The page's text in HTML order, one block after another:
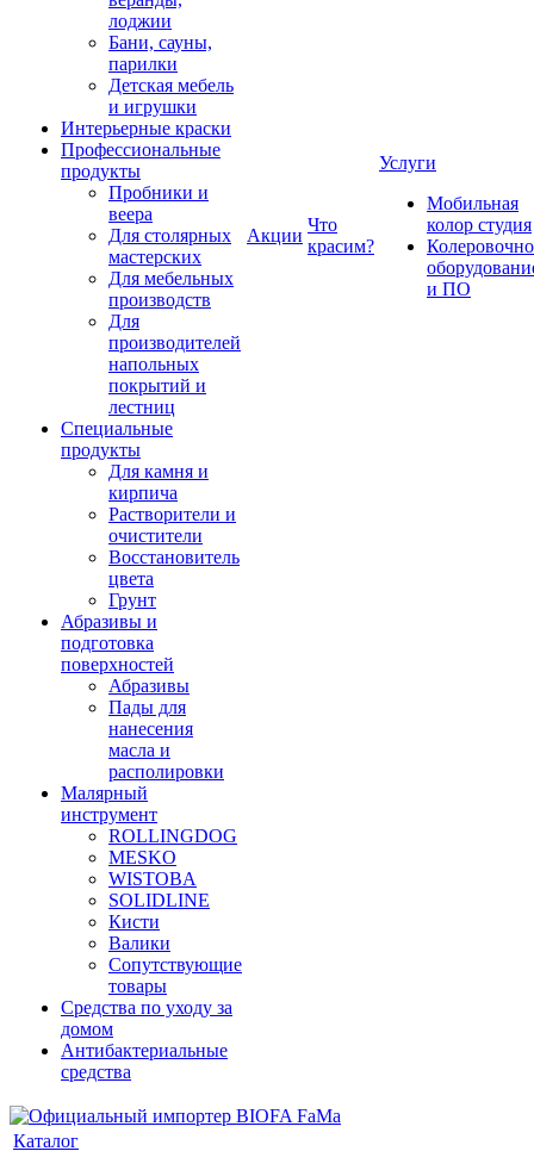
лоджии
Бани, сауны,
парилки
Детская мебель
и игрушки
Интерьерные краски
Профессиональные
продукты
Пробники и
веера
Для столярных
мастерских
Для мебельных
производств
Для
производителей
напольных
покрытий и
лестниц
Специальные
продукты
Для камня и
кирпича
Растворители и
очистители
Восстановитель
цвета
Грунт
Абразивы и
подготовка
поверхностей
Абразивы
Пады для
нанесения
масла и
располировки
Малярный
инструмент
ROLLINGDOG
MESKO
WISTOBA
SOLIDLINE
Кисти
Валики
Сопутствующие
товары
Средства по уходу за
домом
Антибактериальные
средства
Акции
Что
красим?
Услуги
Мобильная
колор студия
и ПО
Каталог